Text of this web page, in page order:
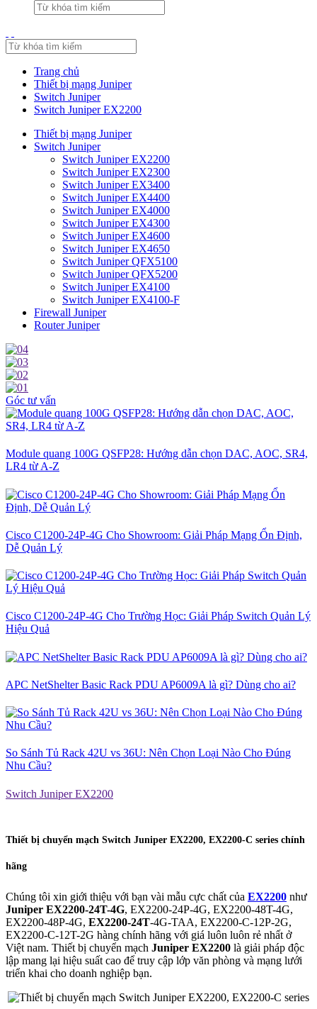
Trang chủ
Thiết bị mạng Juniper
Switch Juniper
Switch Juniper EX2200
Thiết bị mạng Juniper
Switch Juniper
Switch Juniper EX2200
Switch Juniper EX2300
Switch Juniper EX3400
Switch Juniper EX4400
Switch Juniper EX4000
Switch Juniper EX4300
Switch Juniper EX4600
Switch Juniper EX4650
Switch Juniper QFX5100
Switch Juniper QFX5200
Switch Juniper EX4100
Switch Juniper EX4100-F
Firewall Juniper
Router Juniper
Góc tư vấn
Module quang 100G QSFP28: Hướng dẫn chọn DAC, AOC, SR4,
LR4 từ A-Z
Cisco C1200-24P-4G Cho Showroom: Giải Pháp Mạng Ổn Định,
Dễ Quản Lý
Cisco C1200-24P-4G Cho Trường Học: Giải Pháp Switch Quản Lý
Hiệu Quả
APC NetShelter Basic Rack PDU AP6009A là gì? Dùng cho ai?
So Sánh Tủ Rack 42U vs 36U: Nên Chọn Loại Nào Cho Đúng
Nhu Cầu?
Switch Juniper EX2200
Thiết bị chuyển mạch Switch Juniper EX2200, EX2200-C series chính
hãng
Chúng tôi xin giới thiệu với bạn vài mẫu cực chất của EX2200 như
Juniper EX2200-24T-4G, EX2200-24P-4G, EX2200-48T-4G,
EX2200-48P-4G, EX2200-24T-4G-TAA, EX2200-C-12P-2G,
EX2200-C-12T-2G hàng chính hãng với giá luôn luôn rẻ nhất ở
Việt nam. Thiết bị chuyển mạch Juniper EX2200 là giải pháp độc
lập mang lại hiệu suất cao để truy cập lớp văn phòng và mạng lưới
triển khai cho doanh nghiệp bạn.